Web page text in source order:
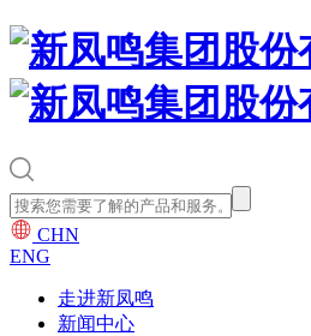
CHN
ENG
走进新凤鸣
新闻中心